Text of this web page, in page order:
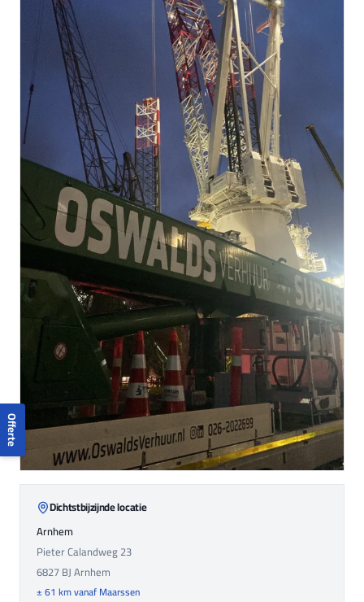
Dichtstbijzijnde locatie
Arnhem
Pieter Calandweg 23
6827 BJArnhem
± 61 km vanaf Maarssen
Offerte